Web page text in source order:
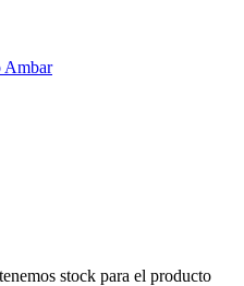
stock para el producto